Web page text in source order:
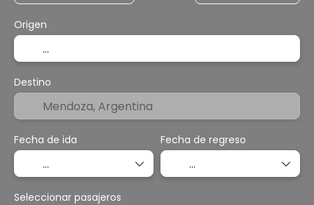
Origen
Destino
Fecha de ida Fecha de regreso
Seleccionar pasajeros